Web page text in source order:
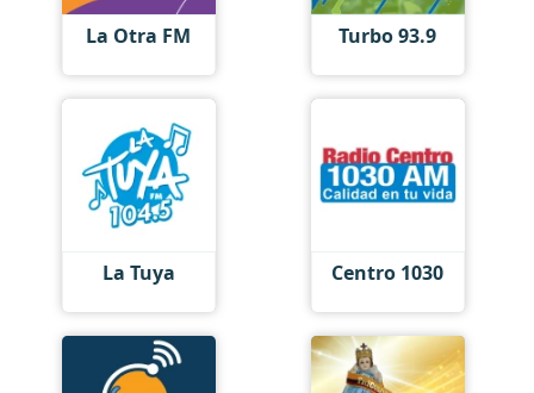
La Otra FM Turbo 93.9
La Tuya Centro 1030